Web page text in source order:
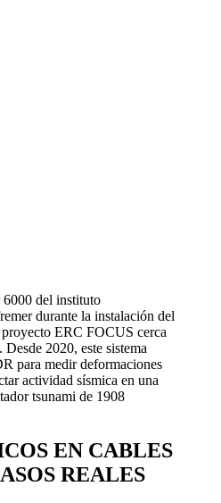
del instituto
durante la instalación del
ERC FOCUS cerca
2020, este sistema
para medir deformaciones
actividad sísmica en una
tsunami de 1908
EN CABLES
REALES